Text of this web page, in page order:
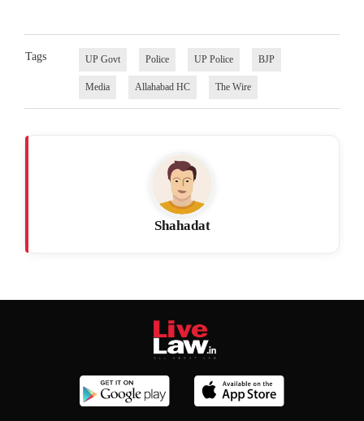
Tags UP Govt Police UP Police BJP
Media Allahabad HC The Wire
Shahadat